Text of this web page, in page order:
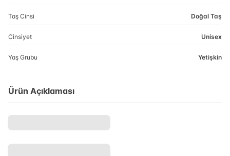
Taş Cinsi Doğal Taş
Cinsiyet Unisex
Yaş Grubu Yetişkin
Ürün Açıklaması